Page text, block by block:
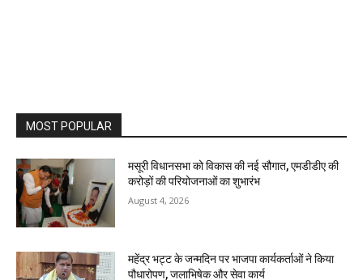
MOST POPULAR
मसूरी विधानसभा को विकास की नई सौगात, एमडीडीए की
करोड़ों की परियोजनाओं का शुभारंभ
August 4, 2026
महेंद्र भट्ट के जन्मदिन पर भाजपा कार्यकर्ताओं ने किया
पौधारोपण, जलाभिषेक और सेवा कार्य